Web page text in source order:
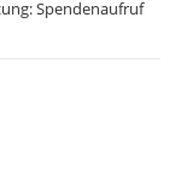
Spendenaufruf